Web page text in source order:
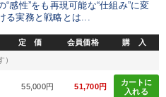
感性”をも再現可能な“仕組み”に変
る実務と戦略とは...
定 価 会員価格 購 入
55,000円 51,700円
カートに
入れる